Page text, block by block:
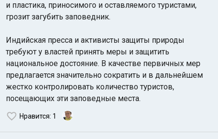
и пластика, приносимого и оставляемого туристами,
грозит загубить заповедник.
Индийская пресса и активисты защиты природы
требуют у властей принять меры и защитить
национальное достояние. В качестве первичных мер
предлагается значительно сократить и в дальнейшем
жестко контролировать количество туристов,
посещающих эти заповедные места.
Нравится: 1